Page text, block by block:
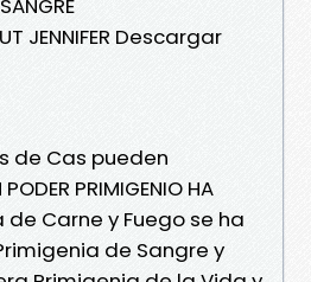
JENNIFER Descargar
de Cas pueden
PRIMIGENIO HA
de Carne y Fuego se ha
de Sangre y